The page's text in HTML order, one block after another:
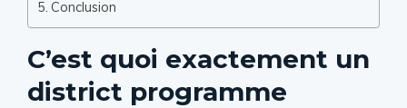
Conclusion
C’est quoi exactement un
district programme